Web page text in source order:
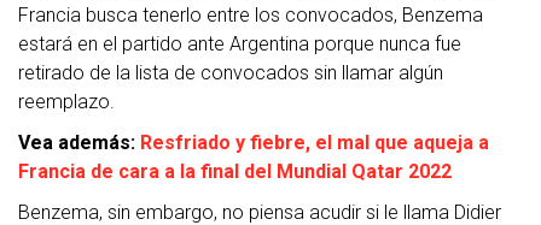
Francia busca tenerlo entre los convocados, Benzema
estará en el partido ante Argentina porque nunca fue
retirado de la lista de convocados sin llamar algún
reemplazo.
Vea además: Resfriado y fiebre, el mal que aqueja a
Francia de cara a la final del Mundial Qatar 2022
Benzema, sin embargo, no piensa acudir si le llama Didier